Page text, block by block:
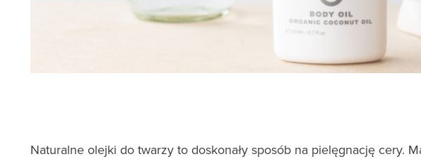
Naturalne olejki do twarzy to doskonały sposób na pielęgnację cery.